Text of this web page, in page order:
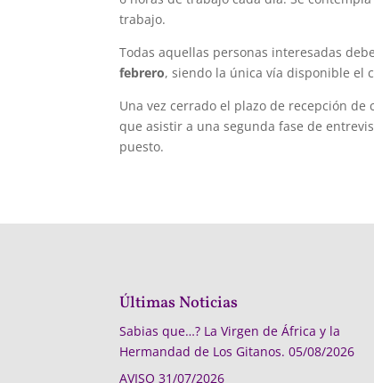
trabajo.
Todas aquellas personas interesadas
febrero, siendo la única vía disponible el
Una vez cerrado el plazo de recepción
que asistir a una segunda fase de
puesto.
Últimas Noticias
Sabias que…? La Virgen de África y la
Hermandad de Los Gitanos. 05/08/2026
AVISO 31/07/2026